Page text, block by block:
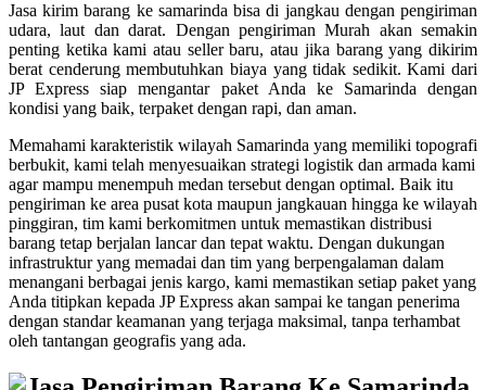
Jasa kirim barang ke samarinda bisa di jangkau dengan pengiriman
udara, laut dan darat. Dengan pengiriman Murah akan semakin
penting ketika kami atau seller baru, atau jika barang yang dikirim
berat cenderung membutuhkan biaya yang tidak sedikit. Kami dari
JP Express siap mengantar paket Anda ke Samarinda dengan
kondisi yang baik, terpaket dengan rapi, dan aman.
Memahami karakteristik wilayah Samarinda yang memiliki topografi
berbukit, kami telah menyesuaikan strategi logistik dan armada kami
agar mampu menempuh medan tersebut dengan optimal. Baik itu
pengiriman ke area pusat kota maupun jangkauan hingga ke wilayah
pinggiran, tim kami berkomitmen untuk memastikan distribusi
barang tetap berjalan lancar dan tepat waktu. Dengan dukungan
infrastruktur yang memadai dan tim yang berpengalaman dalam
menangani berbagai jenis kargo, kami memastikan setiap paket yang
Anda titipkan kepada JP Express akan sampai ke tangan penerima
dengan standar keamanan yang terjaga maksimal, tanpa terhambat
oleh tantangan geografis yang ada.